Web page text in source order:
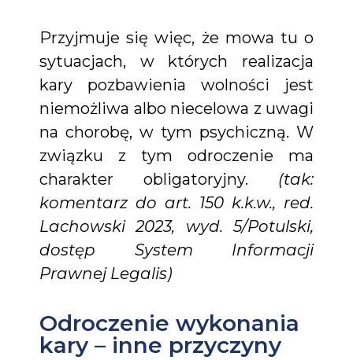
Przyjmuje się więc, że mowa tu o
sytuacjach, w których realizacja
kary pozbawienia wolności jest
niemożliwa albo niecelowa z uwagi
na chorobę, w tym psychiczną. W
związku z tym odroczenie ma
charakter obligatoryjny. (tak:
komentarz do art. 150 k.k.w., red.
Lachowski 2023, wyd. 5/Potulski,
dostęp System Informacji
Prawnej Legalis)
Odroczenie wykonania
kary – inne przyczyny